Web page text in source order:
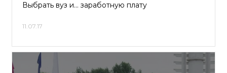
Выбрать вуз и… заработную плату
11.07.17